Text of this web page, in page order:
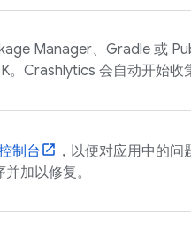
Manager、Gradle 或
。 Crashlytics 会自动开始收
制台
，以便对应用中的
加以修复。